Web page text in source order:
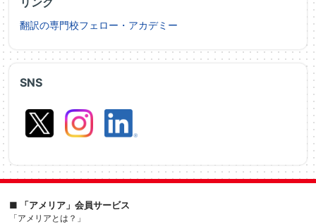
SNS
翻訳の専門校フェロー・アカデミー
■ 「アメリア」会員サービス
「アメリアとは？」